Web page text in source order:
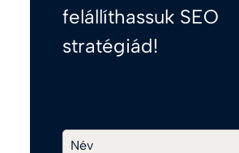
felállíthassuk SEO
stratégiád!
Név